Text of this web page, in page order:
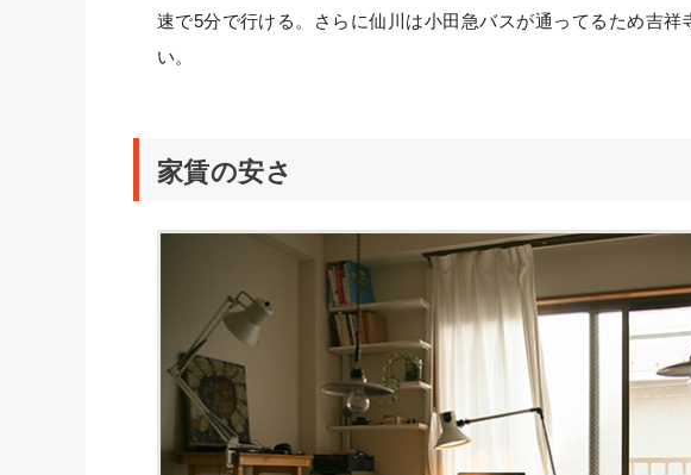
速で5分で行ける。さらに仙川は小田急バスが通ってるため吉祥
い。
家賃の安さ